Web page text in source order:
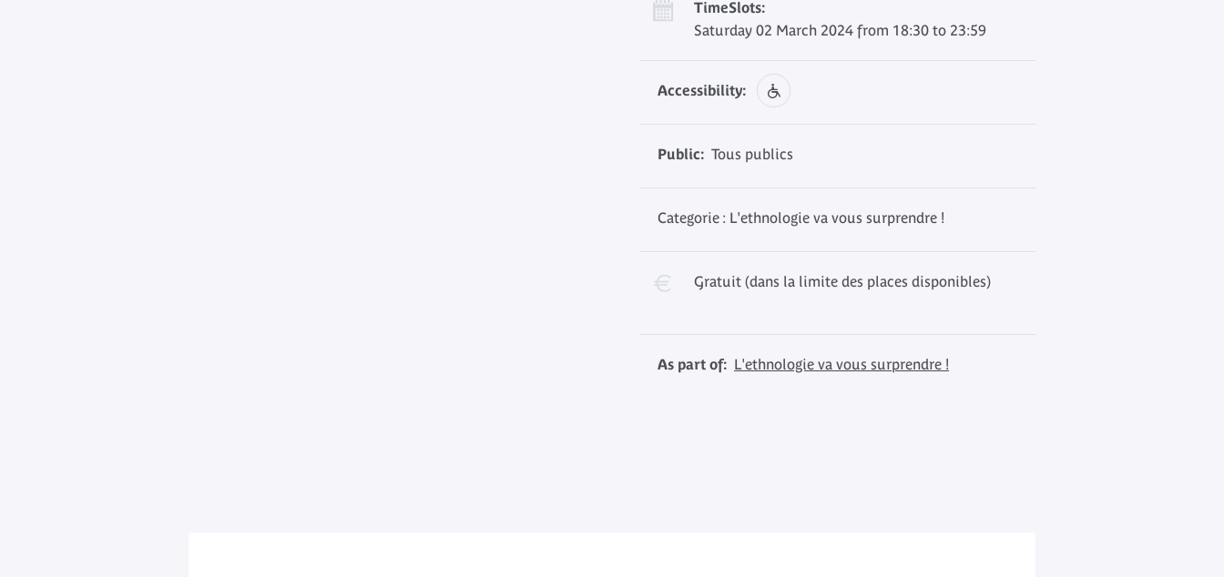
TimeSlots:
Saturday 02 March 2024 from 18:30 to 23:59
Accessibility:
Public: Tous publics
Categorie : L'ethnologie va vous surprendre !
Gratuit (dans la limite des places disponibles)
As part of: L'ethnologie va vous surprendre !